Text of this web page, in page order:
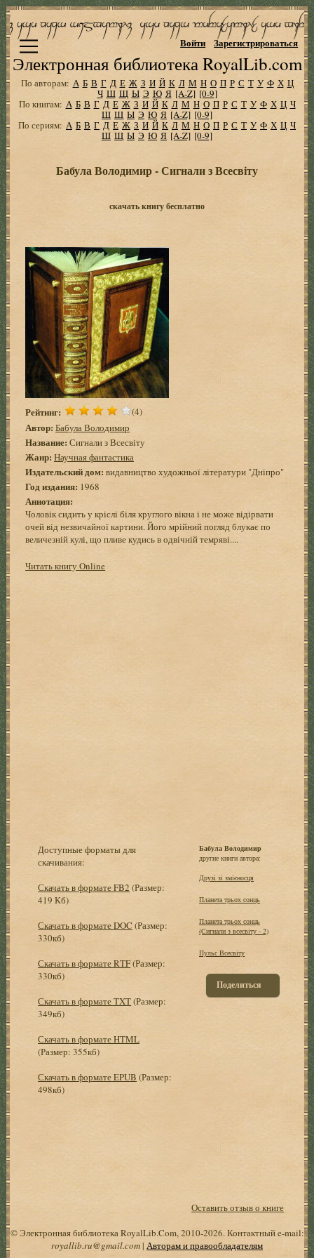
Электронная библиотека RoyalLib.com
Войти Зарегистрироваться
По авторам: А Б В Г Д Е Ж З И Й К Л М Н О П Р С Т У Ф Х Ц
Ч Ш Щ Ы Э Ю Я [A-Z] [0-9]
По книгам: А Б В Г Д Е Ж З И Й К Л М Н О П Р С Т У Ф Х Ц Ч
Ш Щ Ы Э Ю Я [A-Z] [0-9]
По сериям: А Б В Г Д Е Ж З И Й К Л М Н О П Р С Т У Ф Х Ц Ч
Ш Щ Ы Э Ю Я [A-Z] [0-9]
Бабула Володимир - Сигнали з Всесвіту
скачать книгу бесплатно
Рейтинг: (4)
Автор: Бабула Володимир
Название: Сигнали з Всесвіту
Жанр: Научная фантастика
Издательский дом: видавництво художньої літератури "Дніпро"
Год издания: 1968
Аннотация:
Чоловік сидить у кріслі біля круглого вікна і не може відірвати
очей від незвичайної картини. Його мрійний погляд блукає по
величезній кулі, що пливе кудись в одвічній темряві....
Читать книгу Online
Доступные форматы для
скачивания:
Скачать в формате FB2 (Размер:
419 Кб)
Скачать в формате DOC (Размер:
330кб)
Скачать в формате RTF(Размер:
330кб)
Скачать в формате TXT(Размер:
349кб)
Скачать в формате HTML
(Размер: 355кб)
Скачать в формате EPUB (Размер:
498кб)
Бабула Володимир
другие книги автора:
Друзі зі змієносця
Планета трьох сонць
Планета трьох сонць
(Сигнали з всесвiту - 2)
Пульс Всесвіту
Поделиться
Оставить отзыв о книге
© Электронная библиотека RoyalLib.Com, 2010-2026. Контактный e-mail:
royallib.ru@gmail.com| Авторам и правообладателям